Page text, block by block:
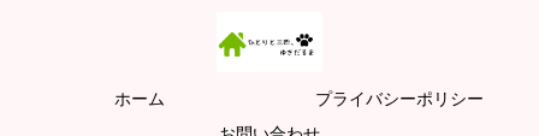
ホーム
プライバシーポリシー